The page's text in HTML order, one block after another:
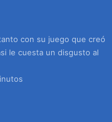
con su juego que creó
le cuesta un disgusto al